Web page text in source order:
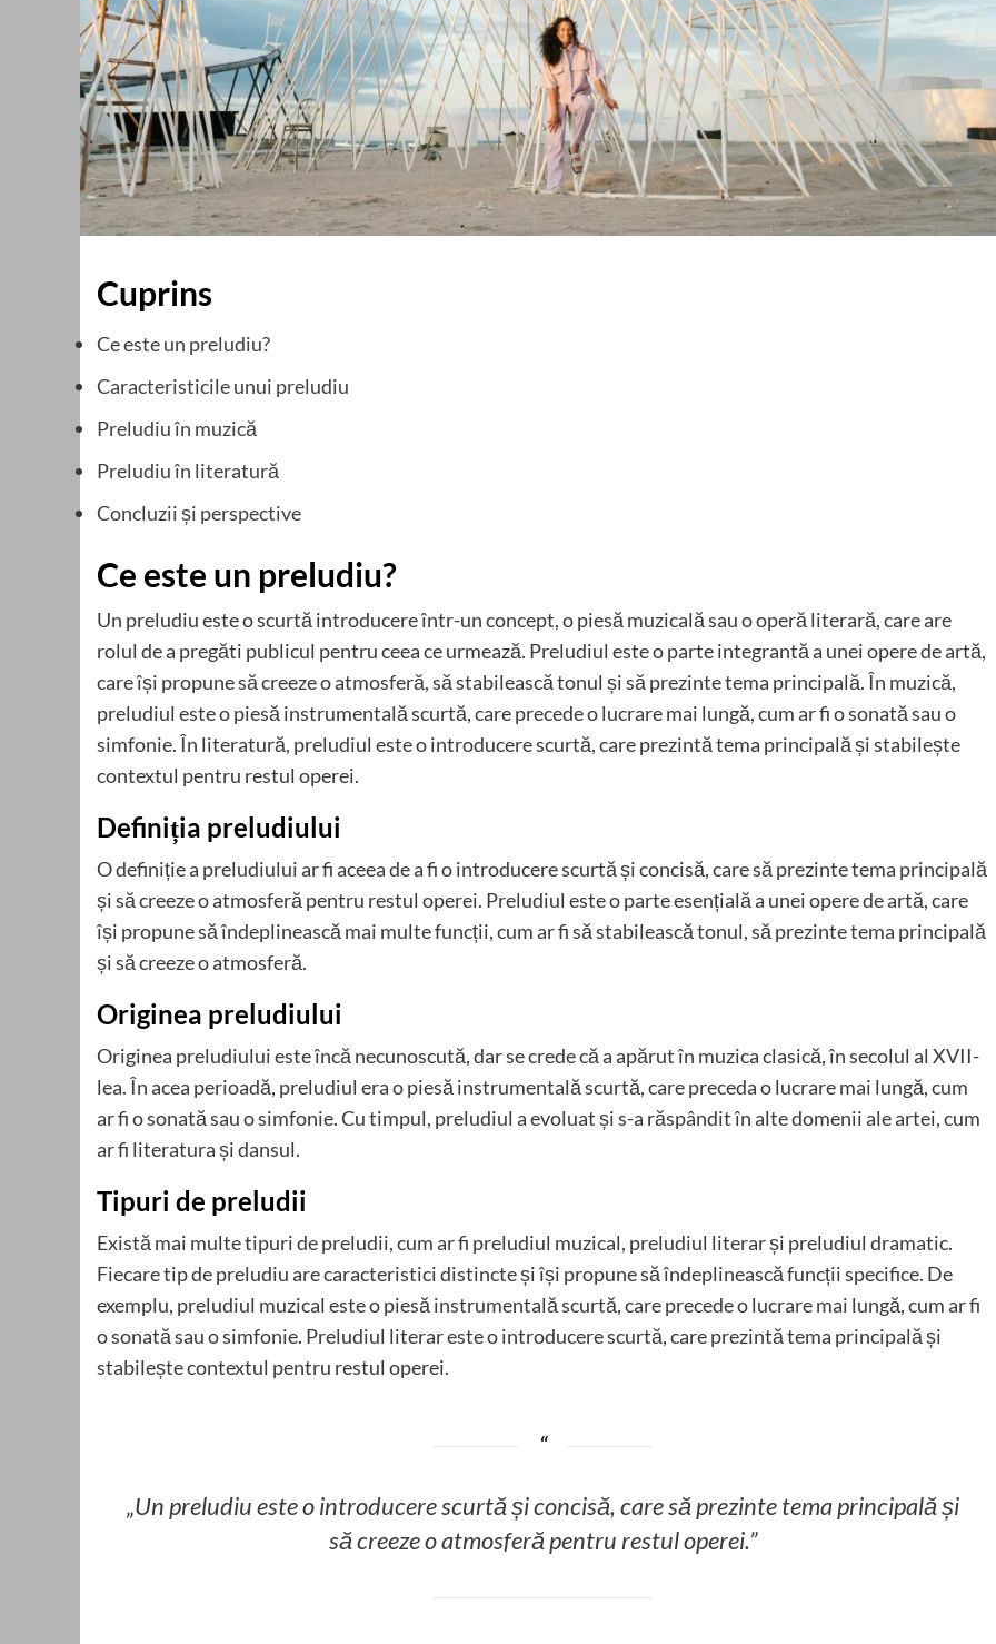
Cuprins
Ce este un preludiu?
Caracteristicile unui preludiu
Preludiu în muzică
Preludiu în literatură
Concluzii și perspective
Ce este un preludiu?
Un preludiu este o scurtă introducere într-un concept, o piesă muzicală sau o operă literară, care are
rolul de a pregăti publicul pentru ceea ce urmează. Preludiul este o parte integrantă a unei opere de artă,
care își propune să creeze o atmosferă, să stabilească tonul și să prezinte tema principală. În muzică,
preludiul este o piesă instrumentală scurtă, care precede o lucrare mai lungă, cum ar fi o sonată sau o
simfonie. În literatură, preludiul este o introducere scurtă, care prezintă tema principală și stabilește
contextul pentru restul operei.
Definiția preludiului
O definiție a preludiului ar fi aceea de a fi o introducere scurtă și concisă, care să prezinte tema principală
și să creeze o atmosferă pentru restul operei. Preludiul este o parte esențială a unei opere de artă, care
își propune să îndeplinească mai multe funcții, cum ar fi să stabilească tonul, să prezinte tema principală
și să creeze o atmosferă.
Originea preludiului
Originea preludiului este încă necunoscută, dar se crede că a apărut în muzica clasică, în secolul al XVII-
lea. În acea perioadă, preludiul era o piesă instrumentală scurtă, care preceda o lucrare mai lungă, cum
ar fi o sonată sau o simfonie. Cu timpul, preludiul a evoluat și s-a răspândit în alte domenii ale artei, cum
ar fi literatura și dansul.
Tipuri de preludii
Există mai multe tipuri de preludii, cum ar fi preludiul muzical, preludiul literar și preludiul dramatic.
Fiecare tip de preludiu are caracteristici distincte și își propune să îndeplinească funcții specifice. De
exemplu, preludiul muzical este o piesă instrumentală scurtă, care precede o lucrare mai lungă, cum ar fi
o sonată sau o simfonie. Preludiul literar este o introducere scurtă, care prezintă tema principală și
stabilește contextul pentru restul operei.
„Un preludiu este o introducere scurtă și concisă, care să prezinte tema principală și
să creeze o atmosferă pentru restul operei.”